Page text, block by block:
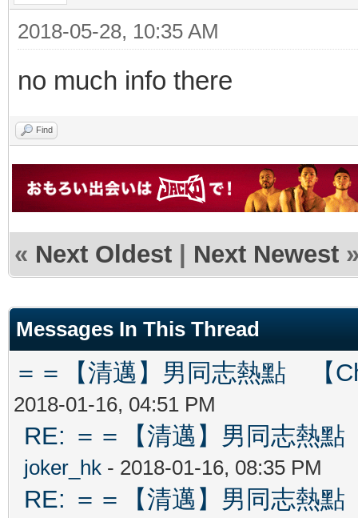
2018-05-28, 10:35 AM
no much info there
Find
« Next Oldest | Next Newest
Messages In This Thread
＝＝【清邁】男同志熱點 【
2018-01-16, 04:51 PM
RE: ＝＝【清邁】男同志熱
joker_hk - 2018-01-16, 08:35 PM
RE: ＝＝【清邁】男同志熱